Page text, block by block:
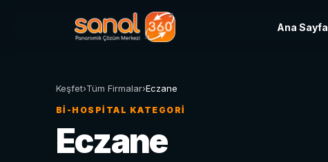
Ana Sayfa
Keşfet›Tüm Firmalar›Eczane
BI-HOSPITAL KATEGORI
Eczane